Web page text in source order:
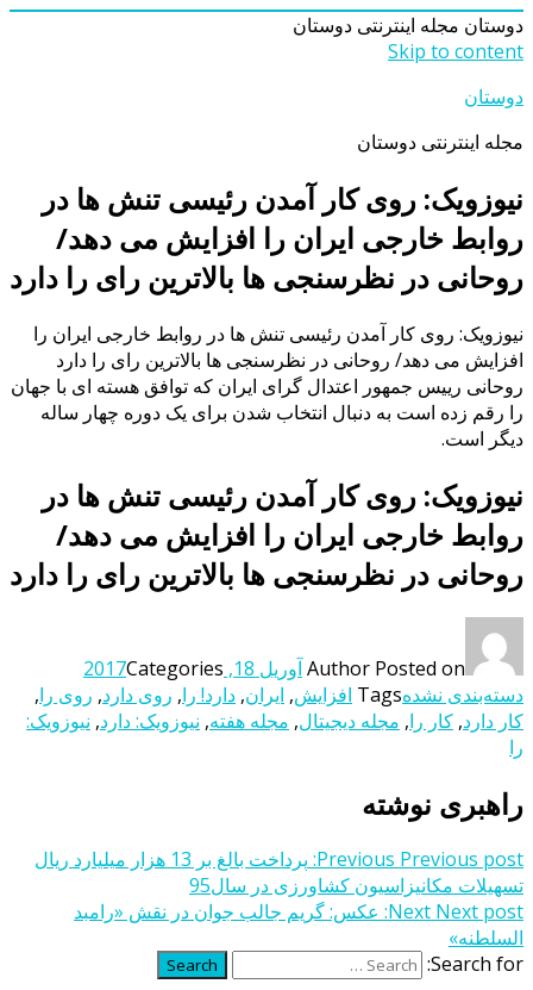
دوستان مجله اینترنتی دوستان
Skip to content
دوستان
مجله اینترنتی دوستان
نیوزویک: روی کار آمدن رئیسی تنش ها در
روابط خارجی ایران را افزایش می دهد/
روحانی در نظرسنجی ها بالاترین رای را دارد
نیوزویک: روی کار آمدن رئیسی تنش ها در روابط خارجی ایران را
افزایش می دهد/ روحانی در نظرسنجی ها بالاترین رای را دارد
روحانی رییس جمهور اعتدال گرای ایران که توافق هسته ای با جهان
را رقم زده است به دنبال انتخاب شدن برای یک دوره چهار ساله
دیگر است.
نیوزویک: روی کار آمدن رئیسی تنش ها در
روابط خارجی ایران را افزایش می دهد/
روحانی در نظرسنجی ها بالاترین رای را دارد
Author Posted on آوریل 18, 2017
Categories
دسته‌بندی نشدهTags افزایش, ایران, دارد! را, روی دارد, روی را,
کار دارد, کار را, مجله دیجیتال, مجله هفته, نیوزویک: دارد, نیوزویک:
را
راهبری نوشته
Previous Previous post:
پرداخت بالغ بر 13 هزار میلیارد ریال
تسهیلات مکانیزاسیون کشاورزی در سال95
Next Next post:
عکس: گریم جالب جوان در نقش «رامبد
السلطنه»
Search for:
Search